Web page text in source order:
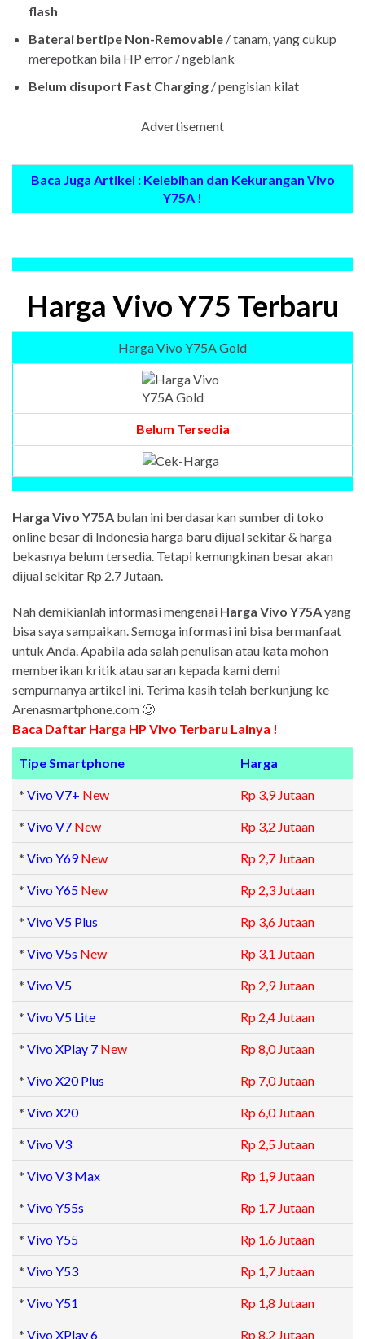
flash
Baterai bertipe Non-Removable / tanam, yang cukup
merepotkan bila HP error / ngeblank
Belum disuport Fast Charging / pengisian kilat
Advertisement
Baca Juga Artikel : Kelebihan dan Kekurangan Vivo
Y75A !
Harga Vivo Y75 Terbaru
Harga Vivo Y75A Gold
Belum Tersedia
Harga Vivo Y75A bulan ini berdasarkan sumber di toko
online besar di Indonesia harga baru dijual sekitar & harga
bekasnya belum tersedia. Tetapi kemungkinan besar akan
dijual sekitar Rp 2.7 Jutaan.
Nah demikianlah informasi mengenai Harga Vivo Y75Ayang
bisa saya sampaikan. Semoga informasi ini bisa bermanfaat
untuk Anda. Apabila ada salah penulisan atau kata mohon
memberikan kritik atau saran kepada kami demi
sempurnanya artikel ini. Terima kasih telah berkunjung ke
Arenasmartphone.com 🙂
Baca Daftar Harga HP Vivo Terbaru Lainya !
Tipe Smartphone Harga
* Vivo V7+ New Rp 3,9 Jutaan
* Vivo V7 New Rp 3,2 Jutaan
* Vivo Y69 New Rp 2,7 Jutaan
* Vivo Y65 New Rp 2,3 Jutaan
* Vivo V5 Plus Rp 3,6 Jutaan
* Vivo V5s New Rp 3,1 Jutaan
* Vivo V5 Rp 2,9 Jutaan
* Vivo V5 Lite Rp 2,4 Jutaan
* Vivo XPlay 7 New Rp 8,0 Jutaan
* Vivo X20 Plus Rp 7,0 Jutaan
* Vivo X20 Rp 6,0 Jutaan
* Vivo V3 Rp 2,5 Jutaan
* Vivo V3 Max Rp 1,9 Jutaan
* Vivo Y55s Rp 1.7 Jutaan
* Vivo Y55 Rp 1.6 Jutaan
* Vivo Y53 Rp 1,7 Jutaan
* Vivo Y51 Rp 1,8 Jutaan
* Vivo XPlay 6 Rp 8,2 Jutaan